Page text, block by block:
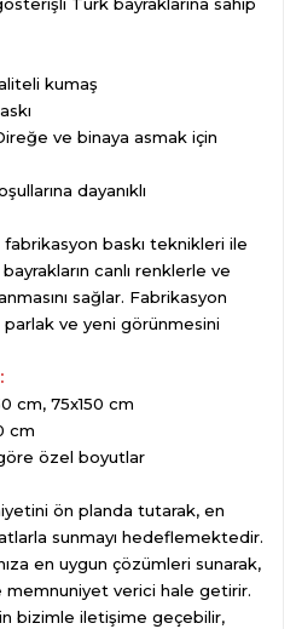
kumaş
ve binaya asmak için
dayanıklı
fabrikasyon baskı teknikleri ile
canlı renklerle ve
sağlar. Fabrikasyon
parlak ve yeni görünmesini
cm, 75x150 cm
cm
özel boyutlar
ön planda tutarak, en
sunmayı hedeflemektedir.
en uygun çözümleri sunarak,
memnuniyet verici hale getirir.
bizimle iletişime geçebilir,